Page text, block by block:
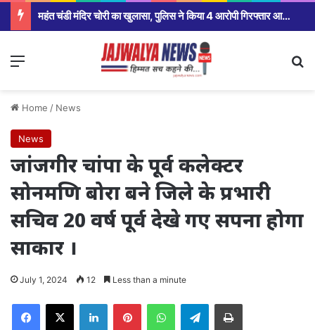
महंत चंडी मंदिर चोरी का खुलासा, पुलिस ने किया 4 आरोपी गिरफ्तार आज होगा खुलासा
Menu
Home / News
News
जांजगीर चांपा के पूर्व कलेक्टर
सोनमणि बोरा बने जिले के प्रभारी
सचिव 20 वर्ष पूर्व देखे गए सपना होगा
साकार ।
July 1, 2024 12 Less than a minute
Facebook
X LinkedInPinterestWhatsAppTelegramPrint